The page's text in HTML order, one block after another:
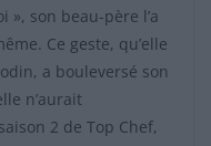
», son beau-père l’a
Ce geste, qu’elle
a bouleversé son
n’aurait
2 de Top Chef,